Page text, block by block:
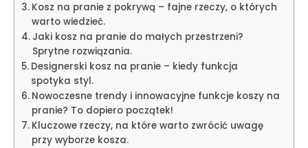
Kosz na pranie z pokrywą – fajne rzeczy, o których
warto wiedzieć.
Jaki kosz na pranie do małych przestrzeni?
Sprytne rozwiązania.
Designerski kosz na pranie – kiedy funkcja
spotyka styl.
Nowoczesne trendy i innowacyjne funkcje koszy na
pranie? To dopiero początek!
Kluczowe rzeczy, na które warto zwrócić uwagę
przy wyborze kosza.